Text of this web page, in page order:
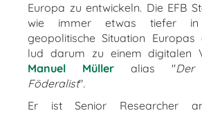
Europa zu entwickeln. Die EFB
wie immer etwas tiefer
geopolitische Situation Europas
lud darum zu einem digitalen
Manuel Müller
alias "Der
Föderalist".
Er ist Senior Researcher